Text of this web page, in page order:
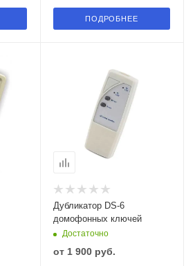
ПОДРОБНЕЕ
Дубликатор DS-6
домофонных ключей
Достаточно
от 1 900 руб.